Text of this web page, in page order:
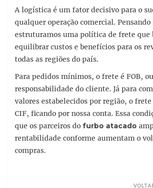
A logística é um fator decisivo para o
qualquer operação comercial. Pensando
estruturamos uma política de frete que
equilibrar custos e benefícios para os
todas as regiões do país.
Para pedidos mínimos, o frete é FOB,
responsabilidade do cliente. Já para
valores estabelecidos por região, o frete
CIF, ficando por nossa conta. Essa
que os parceiros do furbo atacado
rentabilidade conforme aumentam o
compras.